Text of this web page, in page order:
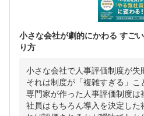
小さな会社が劇的にかわる すご
り方
小さな会社で人事評価制度が失
それは制度が「複雑すぎる」こ
専門家が作った人事評価制度
社員はもちろん導入を決定し